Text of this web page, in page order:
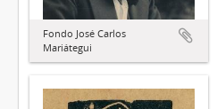
Fondo José Carlos
Mariátegui